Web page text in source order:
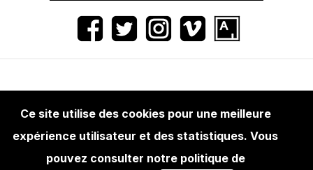
BOOKS
RIOT1394 ULTRAWORLD + EL PUÑO
Ce site utilise des cookies pour une meilleure
expérience utilisateur et des statistiques. Vous
pouvez consulter notre politique de